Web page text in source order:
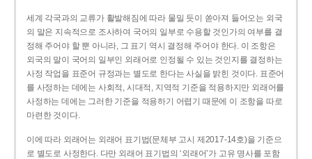
세계 각국과의 교류가 활발해짐에 따라 물밀 듯이 쏟아져 들어오는 외국
의 말은 지속적으로 조사하여 국어의 일부로 수용할 것인가의 여부를 결
정해 주어야 할 뿐 아니라, 그 표기 역시 결정해 주어야 한다. 이 조항은
외국의 말이 국어의 일부인 외래어로 인정될 수 있는 것인지를 결정하는
사정 작업을 표준어 규정과는 별도로 한다는 사실을 밝힌 것이다. 표준어
를 사정하는 데에는 사회적, 시대적, 지역적 기준을 적용하지만 외래어를
사정하는 데에는 그러한 기준을 적용하기 어렵기 때문에 이 조항을 따로
마련한 것이다.
이에 따라 외래어는 외래어 표기법(문체부 고시 제2017-14호)을 기준으
로 별도로 사정한다. 다만 외래어 표기법의 ‘외래어’가 고유 명사를 포함